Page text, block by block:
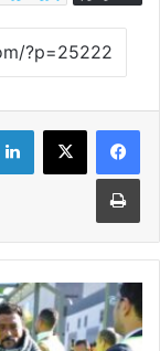
فيسبوك‫X
طباعة
توافد
كثيف
على